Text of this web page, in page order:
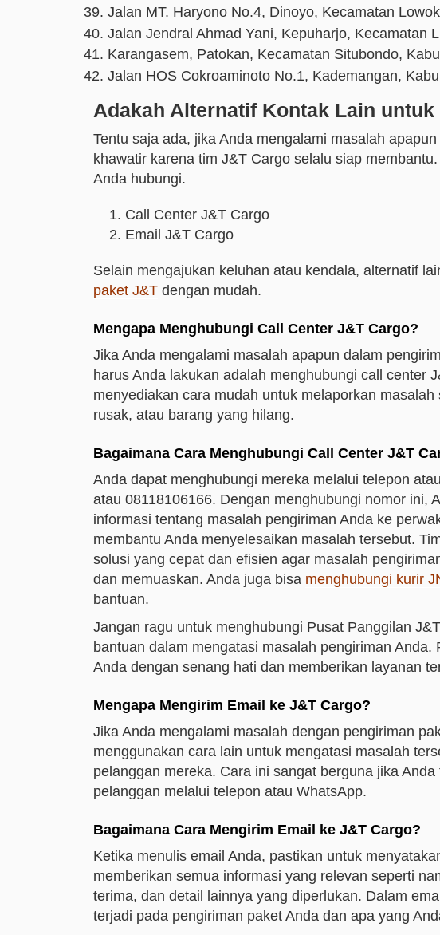
Jalan MT. Haryono No.4, Dinoyo, Kecamatan
Jalan Jendral Ahmad Yani, Kepuharjo, Kecamatan
Karangasem, Patokan, Kecamatan Situbondo,
Jalan HOS Cokroaminoto No.1, Kademangan,
Adakah Alternatif Kontak Lain untuk
Tentu saja ada, jika Anda mengalami masalah
khawatir karena tim J&T Cargo selalu siap
Anda hubungi.
Call Center J&T Cargo
Email J&T Cargo
Selain mengajukan keluhan atau kendala, alternatif
paket J&T dengan mudah.
Mengapa Menghubungi Call Center J&T Cargo?
Jika Anda mengalami masalah apapun dalam
harus Anda lakukan adalah menghubungi call center
menyediakan cara mudah untuk melaporkan
rusak, atau barang yang hilang.
Bagaimana Cara Menghubungi Call Center J&T
Anda dapat menghubungi mereka melalui telepon
atau 08118106166. Dengan menghubungi nomor ini,
informasi tentang masalah pengiriman Anda ke
membantu Anda menyelesaikan masalah tersebut.
solusi yang cepat dan efisien agar masalah
dan memuaskan. Anda juga bisa menghubungi kurir
bantuan.
Jangan ragu untuk menghubungi Pusat Panggilan
bantuan dalam mengatasi masalah pengiriman
Anda dengan senang hati dan memberikan layanan
Mengapa Mengirim Email ke J&T Cargo?
Jika Anda mengalami masalah dengan pengiriman
menggunakan cara lain untuk mengatasi masalah
pelanggan mereka. Cara ini sangat berguna jika
pelanggan melalui telepon atau WhatsApp.
Bagaimana Cara Mengirim Email ke J&T Cargo?
Ketika menulis email Anda, pastikan untuk
memberikan semua informasi yang relevan seperti
terima, dan detail lainnya yang diperlukan. Dalam
terjadi pada pengiriman paket Anda dan apa yang